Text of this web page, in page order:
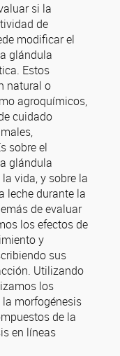
si la
de
modificar el
glándula
Estos
natural o
agroquímicos,
cuidado
sobre el
glándula
vida, y sobre la
leche durante la
de evaluar
los efectos de
y
sus
Utilizando
los
la morfogénesis
de la
en líneas